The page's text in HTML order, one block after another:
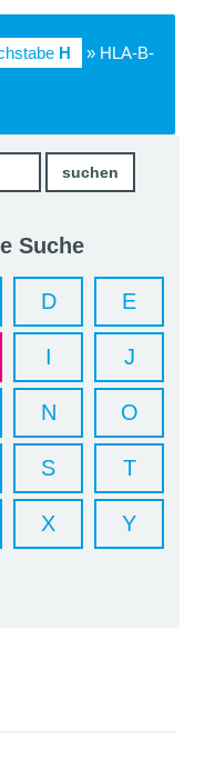
H » HLA-B-
Suche
D E
I J
N O
S T
X Y